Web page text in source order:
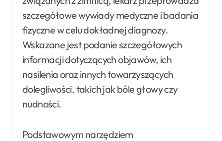
szczegółowe wywiady medyczne i badania
fizyczne w celu dokładnej diagnozy.
Wskazane jest podanie szczegółowych
informacji dotyczących objawów, ich
nasilenia oraz innych towarzyszących
dolegliwości, takich jak bóle głowy czy
nudności.
Podstawowym narzędziem